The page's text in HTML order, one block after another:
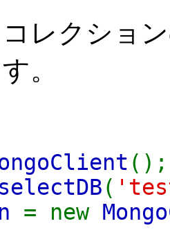
レクショ
。
();
selectDB(
= new